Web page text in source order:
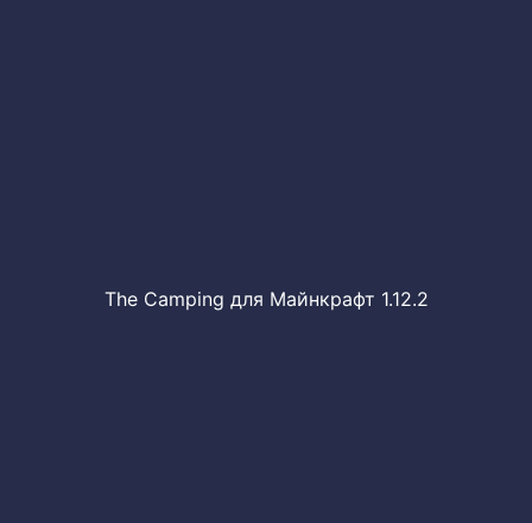
The Camping для Майнкрафт 1.12.2